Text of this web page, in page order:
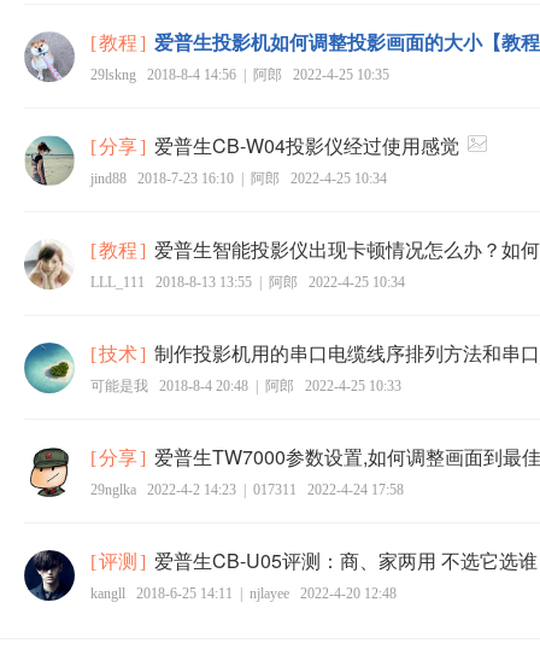
[教程] 爱普生投影机如何调整投影画面的大小【教
29lskng 2018-8-4 14:56 阿郎 2022-4-25 10:35
[分享] 爱普生CB-W04投影仪经过使用感觉
jind88 2018-7-23 16:10 阿郎 2022-4-25 10:34
[教程] 爱普生智能投影仪出现卡顿情况怎么办？如
LLL_111 2018-8-13 13:55 阿郎 2022-4-25 10:34
[技术] 制作投影机用的串口电缆线序排列方法和串
可能是我 2018-8-4 20:48 阿郎 2022-4-25 10:33
[分享] 爱普生TW7000参数设置,如何调整画面到最
29nglka 2022-4-2 14:23 017311 2022-4-24 17:58
[评测 ] 爱普生CB-U05评测：商、家两用 不选它选谁
kangll 2018-6-25 14:11 njlayee 2022-4-20 12:48